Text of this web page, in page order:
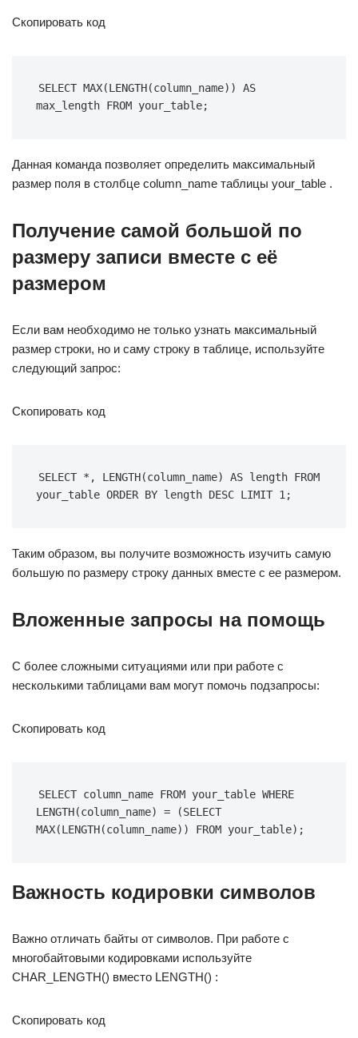
Скопировать код
SELECT MAX(LENGTH(column_name)) AS
max_length FROM your_table;
Данная команда позволяет определить максимальный
размер поля в столбце column_name таблицы your_table .
Получение самой большой по
размеру записи вместе с её
размером
Если вам необходимо не только узнать максимальный
размер строки, но и саму строку в таблице, используйте
следующий запрос:
Скопировать код
SELECT *, LENGTH(column_name) AS length FROM
your_table ORDER BY length DESC LIMIT 1;
Таким образом, вы получите возможность изучить самую
большую по размеру строку данных вместе с ее размером.
Вложенные запросы на помощь
С более сложными ситуациями или при работе с
несколькими таблицами вам могут помочь подзапросы:
Скопировать код
SELECT column_name FROM your_table WHERE
LENGTH(column_name) = (SELECT
MAX(LENGTH(column_name)) FROM your_table);
Важность кодировки символов
Важно отличать байты от символов. При работе с
многобайтовыми кодировками используйте
CHAR_LENGTH() вместо LENGTH() :
Скопировать код